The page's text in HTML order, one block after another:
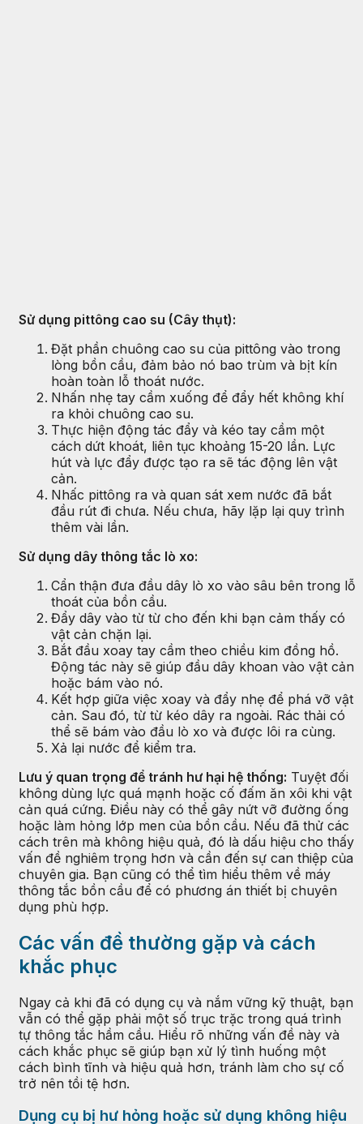
Sử dụng pittông cao su (Cây thụt):
Đặt phần chuông cao su của pittông vào trong
lòng bồn cầu, đảm bảo nó bao trùm và bịt kín
hoàn toàn lỗ thoát nước.
Nhấn nhẹ tay cầm xuống để đẩy hết không khí
ra khỏi chuông cao su.
Thực hiện động tác đẩy và kéo tay cầm một
cách dứt khoát, liên tục khoảng 15-20 lần. Lực
hút và lực đẩy được tạo ra sẽ tác động lên vật
cản.
Nhấc pittông ra và quan sát xem nước đã bắt
đầu rút đi chưa. Nếu chưa, hãy lặp lại quy trình
thêm vài lần.
Sử dụng dây thông tắc lò xo:
Cẩn thận đưa đầu dây lò xo vào sâu bên trong lỗ
thoát của bồn cầu.
Đẩy dây vào từ từ cho đến khi bạn cảm thấy có
vật cản chặn lại.
Bắt đầu xoay tay cầm theo chiều kim đồng hồ.
Động tác này sẽ giúp đầu dây khoan vào vật cản
hoặc bám vào nó.
Kết hợp giữa việc xoay và đẩy nhẹ để phá vỡ vật
cản. Sau đó, từ từ kéo dây ra ngoài. Rác thải có
thể sẽ bám vào đầu lò xo và được lôi ra cùng.
Xả lại nước để kiểm tra.
Lưu ý quan trọng để tránh hư hại hệ thống: Tuyệt đối
không dùng lực quá mạnh hoặc cố đấm ăn xôi khi vật
cản quá cứng. Điều này có thể gây nứt vỡ đường ống
hoặc làm hỏng lớp men của bồn cầu. Nếu đã thử các
cách trên mà không hiệu quả, đó là dấu hiệu cho thấy
vấn đề nghiêm trọng hơn và cần đến sự can thiệp của
chuyên gia. Bạn cũng có thể tìm hiểu thêm về máy
thông tắc bồn cầu để có phương án thiết bị chuyên
dụng phù hợp.
Các vấn đề thường gặp và cách
khắc phục
Ngay cả khi đã có dụng cụ và nắm vững kỹ thuật, bạn
vẫn có thể gặp phải một số trục trặc trong quá trình
tự thông tắc hầm cầu. Hiểu rõ những vấn đề này và
cách khắc phục sẽ giúp bạn xử lý tình huống một
cách bình tĩnh và hiệu quả hơn, tránh làm cho sự cố
trở nên tồi tệ hơn.
Dụng cụ bị hư hỏng hoặc sử dụng không hiệu